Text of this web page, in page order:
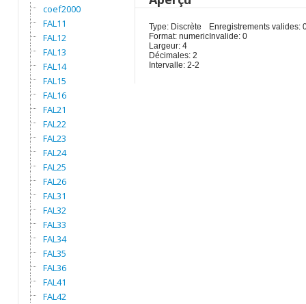
coef2000
FAL11
FAL12
FAL13
FAL14
FAL15
FAL16
FAL21
FAL22
FAL23
FAL24
FAL25
FAL26
FAL31
FAL32
FAL33
FAL34
FAL35
FAL36
FAL41
FAL42
Type: Discrète
Format: numeric
Largeur: 4
Décimales: 2
Intervalle: 2-2
Enregistrements valides:
Invalide: 0